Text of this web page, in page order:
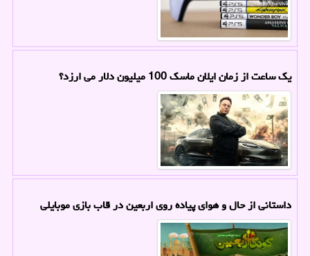
یک ساعت از زمان ایلان ماسک 100 میلیون دلار می ارزد؟
داستانی از حال و هوای پیاده روی اربعین در قاب بازی موبایلی